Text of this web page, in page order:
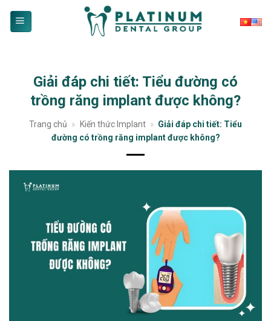
Giải đáp chi tiết: Tiểu đường có
trồng răng implant được không?
Trang chủ » Kiến thức Implant » Giải đáp chi tiết: Tiểu
đường có trồng răng implant được không?